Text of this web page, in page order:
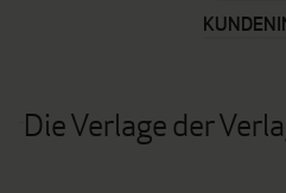
Die Verlage der